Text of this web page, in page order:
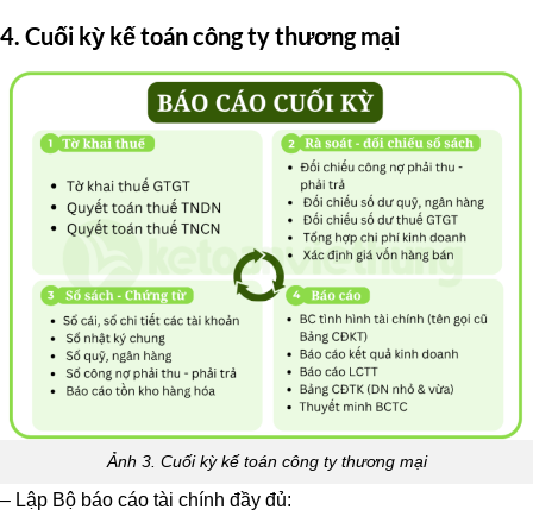
4. Cuối kỳ kế toán công ty thương mại
Ảnh 3. Cuối kỳ kế toán công ty thương mại
– Lập Bộ báo cáo tài chính đầy đủ: